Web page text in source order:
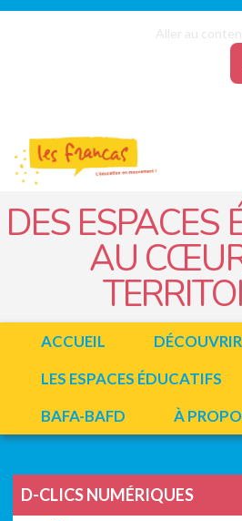
Aller au
DES ESPACES
AU
ACCUEIL
LES ESPACES ÉDUCATIFS
BAFA-BAFD
À
D-CLICS NUMÉRIQUES
Panneau de gestion des cookies